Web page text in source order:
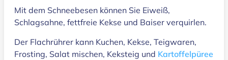
Mit dem Schneebesen können Sie Eiweiß,
Schlagsahne, fettfreie Kekse und Baiser verquirlen.
Der Flachrührer kann Kuchen, Kekse, Teigwaren,
Frosting, Salat mischen, Keksteig und Kartoffelpüree